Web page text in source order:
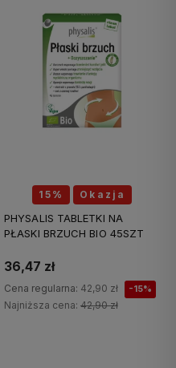
15% Okazja
PHYSALIS TABLETKI NA
PŁASKI BRZUCH BIO 45SZT
36,47 zł
Cena regularna: 42,90 zł -15%
Najniższa cena: 42,90 zł